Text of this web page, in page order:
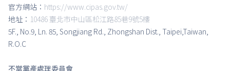
官方網站： https://www.cipas.gov.tw/
地址： 10486 臺北市中山區松江路85巷9號5樓
5F., No.9, Ln. 85, Songjiang Rd., Zhongshan Dist., Taipei,Taiwan,
R.O.C
不當黨產處理委員會